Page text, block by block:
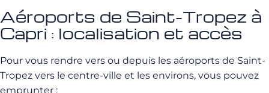
Aéroports de Saint-Tropez à
Capri : localisation et accès
Pour vous rendre vers ou depuis les aéroports de Saint-
Tropez vers le centre-ville et les environs, vous pouvez
emprunter :